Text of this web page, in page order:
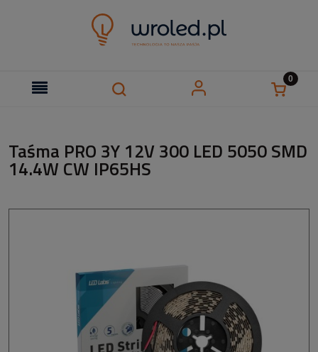
Taśma PRO 3Y 12V 300 LED 5050 SMD
14.4W CW IP65HS